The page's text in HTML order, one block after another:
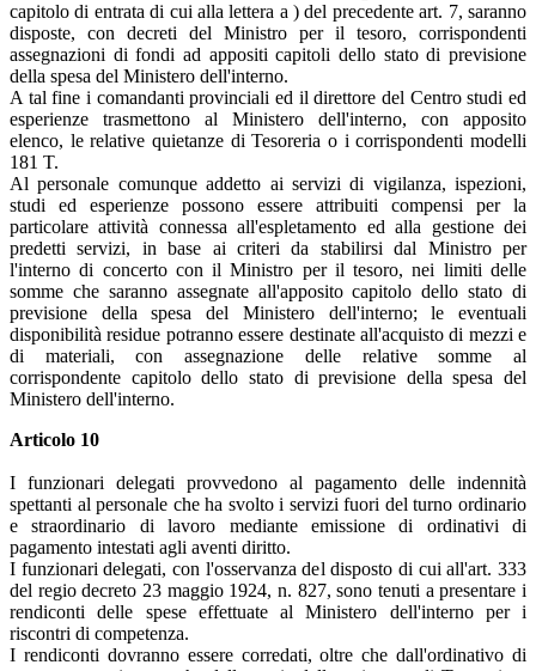
capitolo di entrata di cui alla lettera a ) del precedente art. 7, saranno
disposte, con decreti del Ministro per il tesoro, corrispondenti
assegnazioni di fondi ad appositi capitoli dello stato di previsione
della spesa del Ministero dell'interno.
A tal fine i comandanti provinciali ed il direttore del Centro studi ed
esperienze trasmettono al Ministero dell'interno, con apposito
elenco, le relative quietanze di Tesoreria o i corrispondenti modelli
181 T.
Al personale comunque addetto ai servizi di vigilanza, ispezioni,
studi ed esperienze possono essere attribuiti compensi per la
particolare attività connessa all'espletamento ed alla gestione dei
predetti servizi, in base ai criteri da stabilirsi dal Ministro per
l'interno di concerto con il Ministro per il tesoro, nei limiti delle
somme che saranno assegnate all'apposito capitolo dello stato di
previsione della spesa del Ministero dell'interno; le eventuali
disponibilità residue potranno essere destinate all'acquisto di mezzi e
di materiali, con assegnazione delle relative somme al
corrispondente capitolo dello stato di previsione della spesa del
Ministero dell'interno.
Articolo 10
I funzionari delegati provvedono al pagamento delle indennità
spettanti al personale che ha svolto i servizi fuori del turno ordinario
e straordinario di lavoro mediante emissione di ordinativi di
pagamento intestati agli aventi diritto.
I funzionari delegati, con l'osservanza del disposto di cui all'art. 333
del regio decreto 23 maggio 1924, n. 827, sono tenuti a presentare i
rendiconti delle spese effettuate al Ministero dell'interno per i
riscontri di competenza.
I rendiconti dovranno essere corredati, oltre che dall'ordinativo di